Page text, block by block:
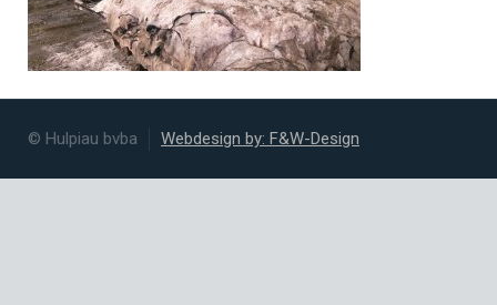
© Hulpiau bvba Webdesign by: F&W-Design